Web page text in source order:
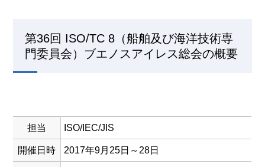
第36回 ISO/TC 8（船舶及び海洋技術専
門委員会）ブエノスアイレス総会の概要
担当 ISO/IEC/JIS
開催日時 2017年9月25日～28日